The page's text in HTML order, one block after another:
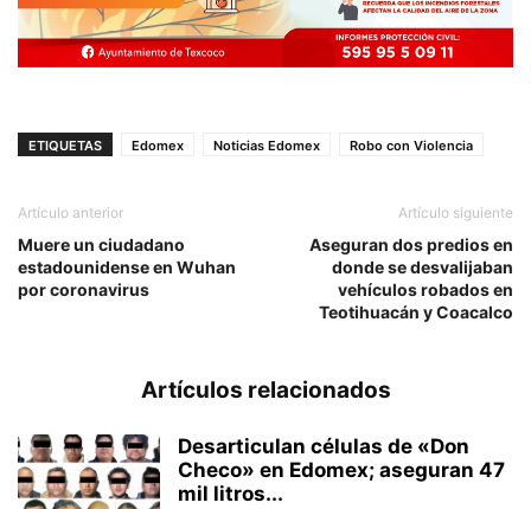
ETIQUETAS Edomex Noticias Edomex Robo con Violencia
Artículo anterior
Muere un ciudadano
estadounidense en Wuhan
por coronavirus
Artículo siguiente
Aseguran dos predios en
donde se desvalijaban
vehículos robados en
Teotihuacán y Coacalco
Artículos relacionados
Desarticulan células de «Don
Checo» en Edomex; aseguran 47
mil litros...